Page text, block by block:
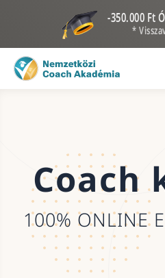
-350.000 Ft
*
Coach
100% ONLINE